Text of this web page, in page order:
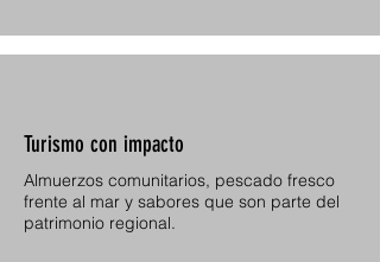
Turismo con impacto
Almuerzos comunitarios, pescado fresco
frente al mar y sabores que son parte del
patrimonio regional.